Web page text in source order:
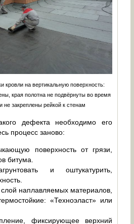
кровли на вертикальную поверхность:
края полотна не подвёрнуты во время
не закреплены рейкой к стенам
дефекта необходимо его
процесс заново:
поверхность от грязи,
битума.
и оштукатурить,
наплавляемых материалов,
«Техноэласт» или
фиксирующее верхний